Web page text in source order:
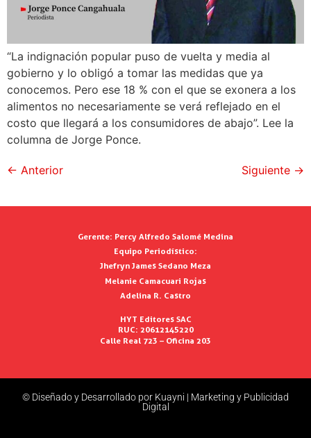
“La indignación popular puso de vuelta y media al
gobierno y lo obligó a tomar las medidas que ya
conocemos. Pero ese 18 % con el que se exonera a los
alimentos no necesariamente se verá reflejado en el
costo que llegará a los consumidores de abajo”. Lee la
columna de Jorge Ponce.
← Anterior Siguiente →
Gerente: Percy Alfredo Salomé Medina
Equipo Periodístico:
Jhefryn James Sedano Meza
Melanie Camacuari Rojas
Adelina R. Castro
HYT Editores SAC
RUC: 20612145220
Calle Real 723 – Oficina 203
© Diseñado y Desarrollado por Kuayni | Marketing y Publicidad
Digital